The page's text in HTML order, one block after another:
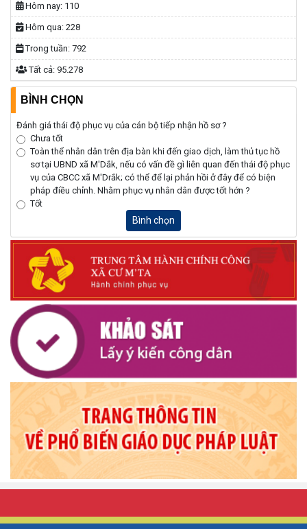
Hôm nay: 110
Hôm qua: 228
Trong tuần: 792
Tất cả: 95.278
BÌNH CHỌN
Đánh giá thái độ phục vụ của cán bộ tiếp nhận hồ sơ ?
Chưa tốt
Toàn thể nhân dân trên địa bàn khi đến giao dịch, làm thủ tục hồ
sơ tại UBND xã M'Dắk, nếu có vấn đề gì liên quan đến thái độ phục
vụ của CBCC xã M'Drắk; có thể để lại phản hồi ở đây để có biện
pháp điều chỉnh. Nhằm phục vụ nhân dân được tốt hớn ?
Tốt
Bình chọn